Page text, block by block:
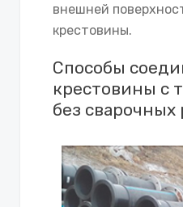
внешней
крестовины.
Способы
крестовины с
без сварочных